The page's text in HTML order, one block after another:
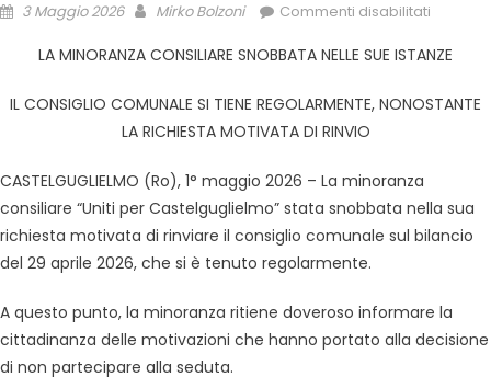
3 Maggio 2026 Mirko Bolzoni Commenti disabilitati
LA MINORANZA CONSILIARE SNOBBATA NELLE SUE ISTANZE
IL CONSIGLIO COMUNALE SI TIENE REGOLARMENTE, NONOSTANTE
LA RICHIESTA MOTIVATA DI RINVIO
CASTELGUGLIELMO (Ro), 1° maggio 2026 – La minoranza
consiliare “Uniti per Castelguglielmo” stata snobbata nella sua
richiesta motivata di rinviare il consiglio comunale sul bilancio
del 29 aprile 2026, che si è tenuto regolarmente.
A questo punto, la minoranza ritiene doveroso informare la
cittadinanza delle motivazioni che hanno portato alla decisione
di non partecipare alla seduta.